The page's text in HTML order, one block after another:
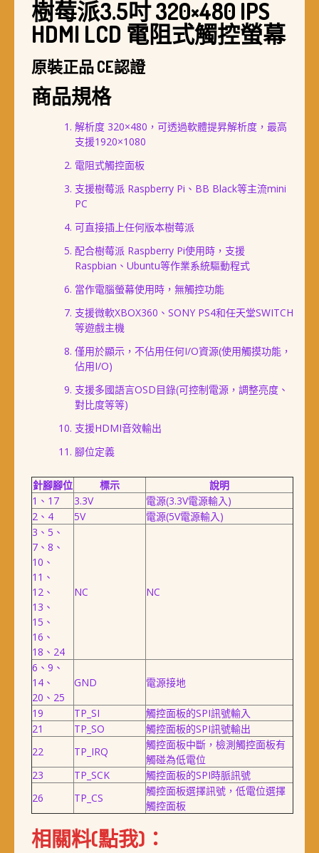
樹莓派3.5吋 320×480 IPS
HDMI LCD 電阻式觸控螢幕
原裝正品 CE認證
商品規格
解析度 320×480，可透過軟體提昇解析度，最高
支援1920×1080
電阻式觸控面板
支援樹莓派 Raspberry Pi、BB Black等主流mini
PC
可直接插上任何版本樹莓派
配合樹莓派 Raspberry Pi使用時，支援
Raspbian、Ubuntu等作業系統驅動程式
當作電腦螢幕使用時，無觸控功能
支援微軟XBOX360、SONY PS4和任天堂SWITCH
等遊戲主機
僅用於顯示，不佔用任何I/O資源(使用觸摸功能，
佔用I/O)
支援多國語言OSD目錄(可控制電源，調整亮度、
對比度等等)
支援HDMI音效輸出
腳位定義
針腳腳位 標示
說明
1、17
3.3V
電源(3.3V電源輸入)
2、4
5V
電源(5V電源輸入)
3、5、
7、8、
10、
11、
12、
13、
15、
16、
18、24
NC NC
6、9、
14、
20、25
GND 電源接地
19 TP_SI
觸控面板的SPI訊號輸入
21
TP_SO
觸控面板的SPI訊號輸出
22
TP_IRQ
觸控面板中斷，檢測觸控面板有
觸碰為低電位
23
TP_SCK
觸控面板的SPI時脈訊號
26
TP_CS
觸控面板選擇訊號，低電位選擇
觸控面板
相關料(點我)：